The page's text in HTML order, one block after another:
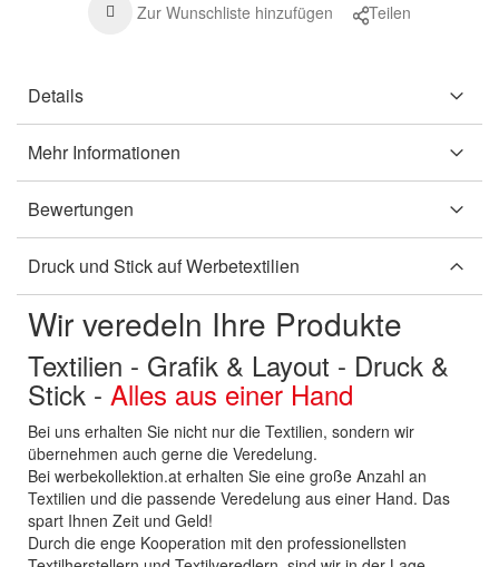
Zur Wunschliste hinzufügen Teilen
Details
Mehr Informationen
Bewertungen
Druck und Stick auf Werbetextilien
Wir veredeln Ihre Produkte
Textilien - Grafik & Layout - Druck &
Stick - Alles aus einer Hand
Bei uns erhalten Sie nicht nur die Textilien, sondern wir
übernehmen auch gerne die Veredelung.
Bei werbekollektion.at erhalten Sie eine große Anzahl an
Textilien und die passende Veredelung aus einer Hand. Das
spart Ihnen Zeit und Geld!
Durch die enge Kooperation mit den professionellsten